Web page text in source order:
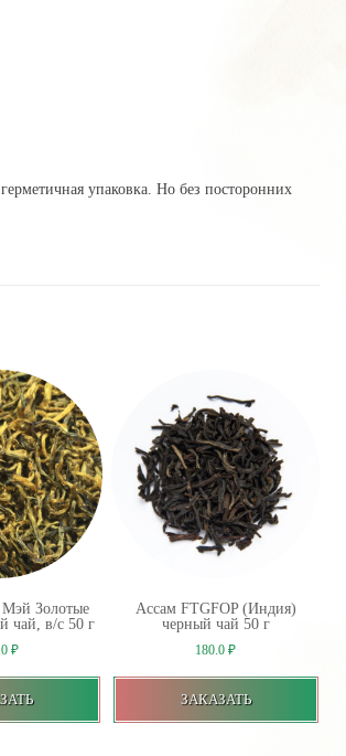
упаковка. Но без посторонних
Золотые
чай, в/c 50 г
₽
Ассам FTGFOP (Индия)
черный чай 50 г
180.0₽
ЗАКАЗАТЬ